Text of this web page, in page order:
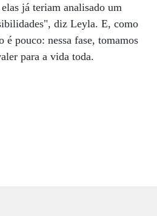
já teriam analisado um
diz Leyla. E, como
é pouco: nessa fase, tomamos
para a vida toda.